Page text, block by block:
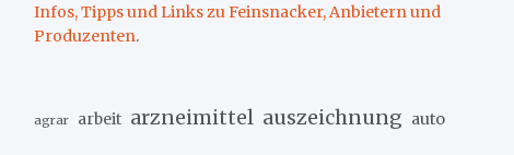
Infos, Tipps und Links zu Feinsnacker, Anbietern und
Produzenten.
agrar arbeit arzneimittel auszeichnung auto